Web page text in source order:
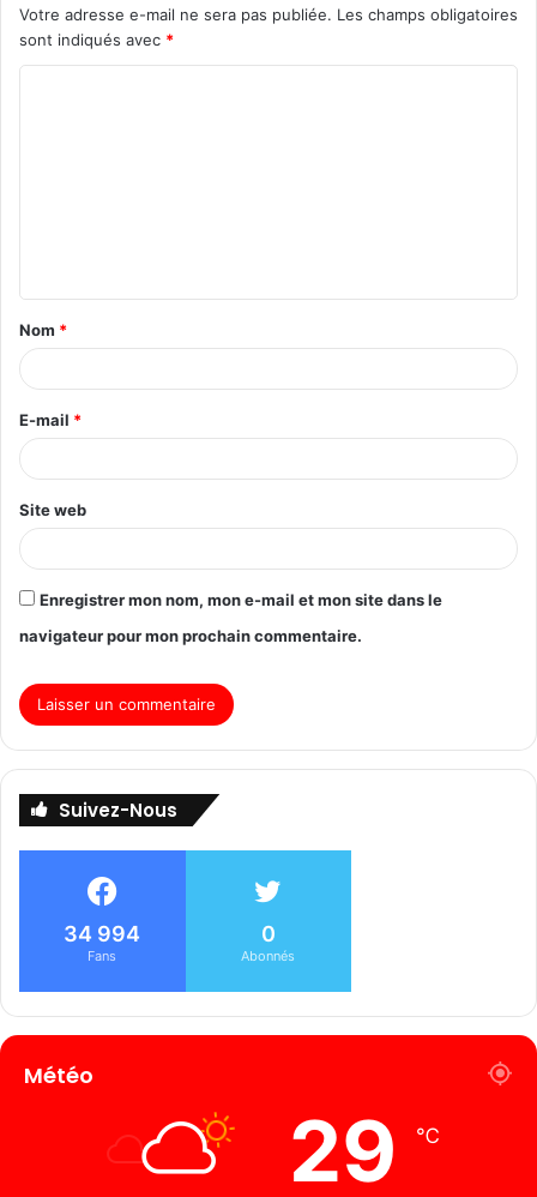
Votre adresse e-mail ne sera pas publiée. Les champs obligatoires
sont indiqués avec *
Nom *
E-mail *
Site web
Enregistrer mon nom, mon e-mail et mon site dans le
navigateur pour mon prochain commentaire.
Suivez-Nous
34 994
Fans
0
Abonnés
Météo
29 ℃